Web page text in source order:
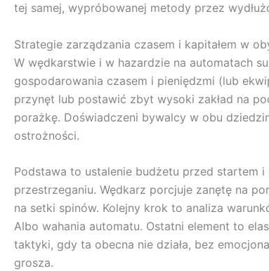
tej samej, wypróbowanej metody przez
Strategie zarządzania czasem i kapitałem w
W wędkarstwie i w hazardzie na automatach
gospodarowania czasem i pieniędzmi (lub
przynęt lub postawić zbyt wysoki zakład na
porażkę. Doświadczeni bywalcy w obu
ostrożności.
Podstawa to ustalenie budżetu przed startem
przestrzeganiu. Wędkarz porcjuje zanętę na
na setki spinów. Kolejny krok to analiza
Albo wahania automatu. Ostatni element to
taktyki, gdy ta obecna nie działa, bez
grosza.